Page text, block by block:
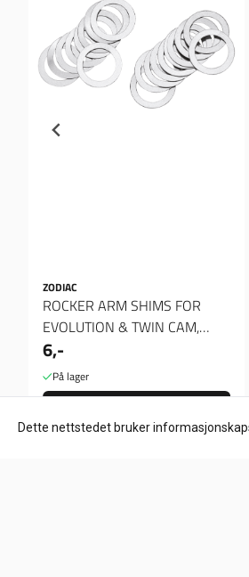
ZODIAC
ROCKER ARM SHIMS FOR
EVOLUTION & TWIN CAM,
Spacer 020"
6,-
På lager
Dette nettstedet bruker